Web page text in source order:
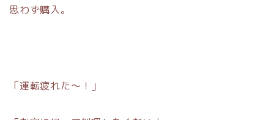
思わず購入。
「運転疲れた〜！」